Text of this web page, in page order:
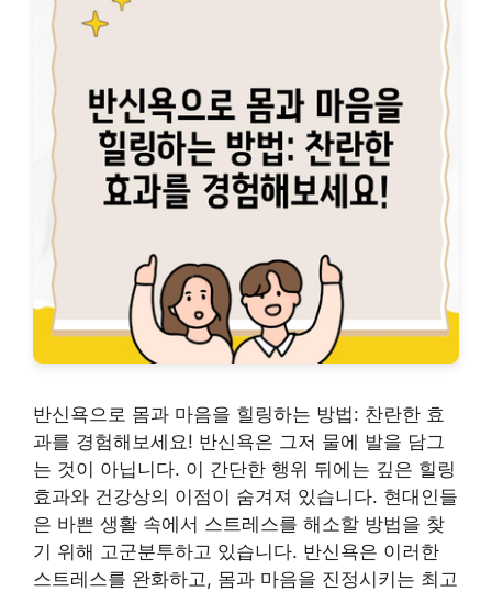
반신욕으로 몸과 마음을 힐링하는 방법: 찬란한 효
과를 경험해보세요! 반신욕은 그저 물에 발을 담그
는 것이 아닙니다. 이 간단한 행위 뒤에는 깊은 힐링
효과와 건강상의 이점이 숨겨져 있습니다. 현대인들
은 바쁜 생활 속에서 스트레스를 해소할 방법을 찾
기 위해 고군분투하고 있습니다. 반신욕은 이러한
스트레스를 완화하고, 몸과 마음을 진정시키는 최고